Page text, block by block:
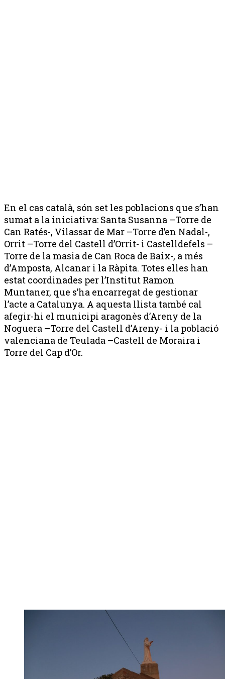
En el cas català, són set les poblacions que s’han
sumat a la iniciativa: Santa Susanna –Torre de
Can Ratés-, Vilassar de Mar –Torre d’en Nadal-,
Orrit –Torre del Castell d’Orrit- i Castelldefels –
Torre de la masia de Can Roca de Baix-, a més
d’Amposta, Alcanar i la Ràpita. Totes elles han
estat coordinades per l’Institut Ramon
Muntaner, que s’ha encarregat de gestionar
l’acte a Catalunya. A aquesta llista també cal
afegir-hi el municipi aragonès d’Areny de la
Noguera –Torre del Castell d’Areny- i la població
valenciana de Teulada –Castell de Moraira i
Torre del Cap d’Or.